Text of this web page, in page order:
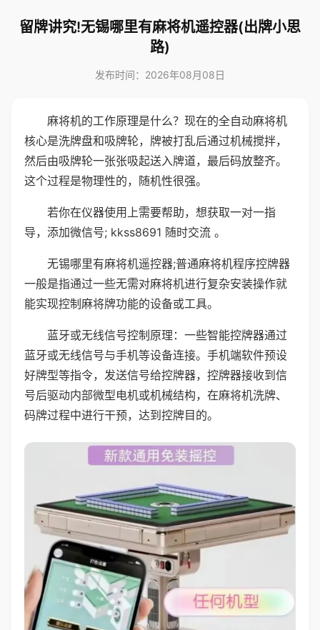
留牌讲究!无锡哪里有麻将机遥控器(出牌小思
路)
发布时间：2026年08月08日
麻将机的工作原理是什么？现在的全自动麻将机
核心是洗牌盘和吸牌轮，牌被打乱后通过机械搅拌，
然后由吸牌轮一张张吸起送入牌道，最后码放整齐。
这个过程是物理性的，随机性很强。
若你在仪器使用上需要帮助，想获取一对一指
导，添加微信号; kkss8691 随时交流 。
无锡哪里有麻将机遥控器;普通麻将机程序控牌器
一般是指通过一些无需对麻将机进行复杂安装操作就
能实现控制麻将牌功能的设备或工具。
蓝牙或无线信号控制原理：一些智能控牌器通过
蓝牙或无线信号与手机等设备连接。手机端软件预设
好牌型等指令，发送信号给控牌器，控牌器接收到信
号后驱动内部微型电机或机械结构，在麻将机洗牌、
码牌过程中进行干预，达到控牌目的。